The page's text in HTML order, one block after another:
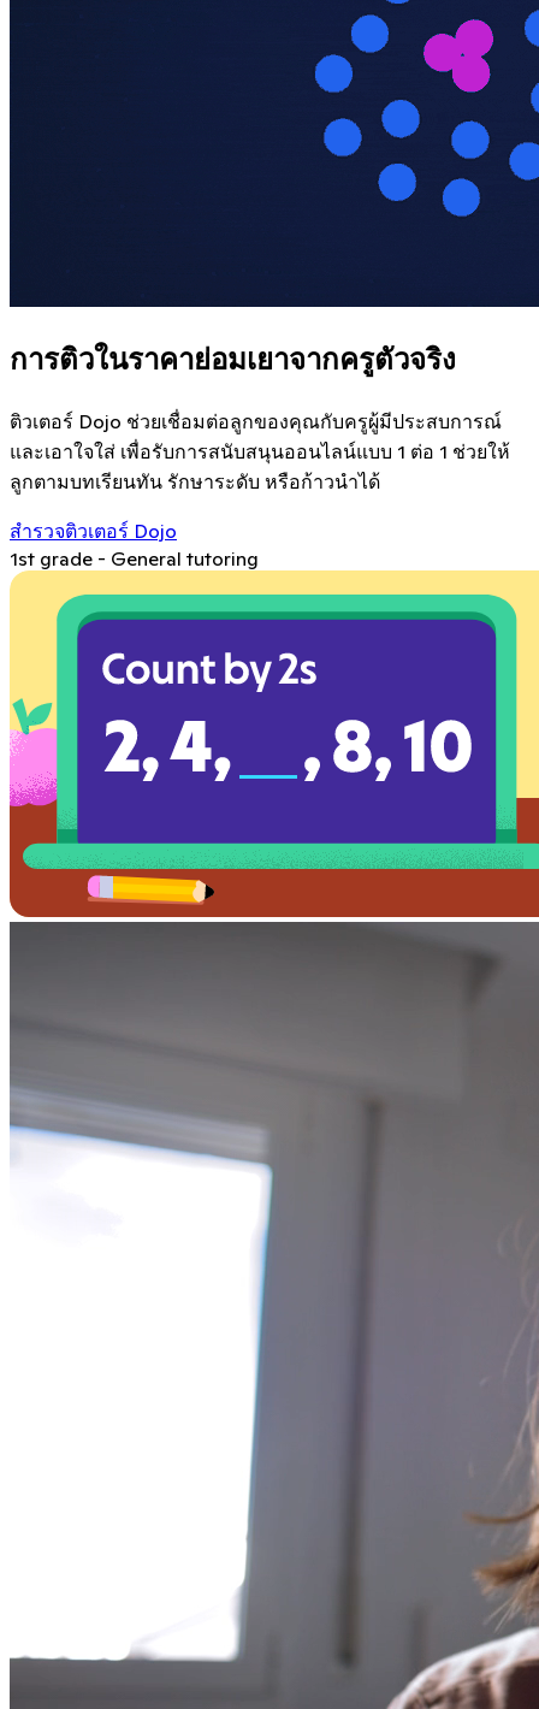
การติวในราคาย่อมเยาจากครูตัวจริง
ติวเตอร์ Dojo ช่วยเชื่อมต่อลูกของคุณกับครูผู้มีประสบการณ์
และเอาใจใส่ เพื่อรับการสนับสนุนออนไลน์แบบ 1 ต่อ 1 ช่วยให้
ลูกตามบทเรียนทัน รักษาระดับ หรือก้าวนำได้
สำรวจติวเตอร์ Dojo
1st grade - General tutoring